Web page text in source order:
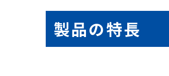
製品の特長